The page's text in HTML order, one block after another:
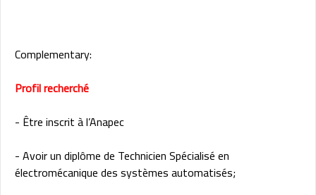
Complementary:
Profil recherché
- Être inscrit à l’Anapec
- Avoir un diplôme de Technicien Spécialisé en
électromécanique des systèmes automatisés;